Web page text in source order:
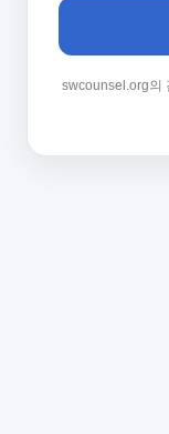
swcounsel.org의